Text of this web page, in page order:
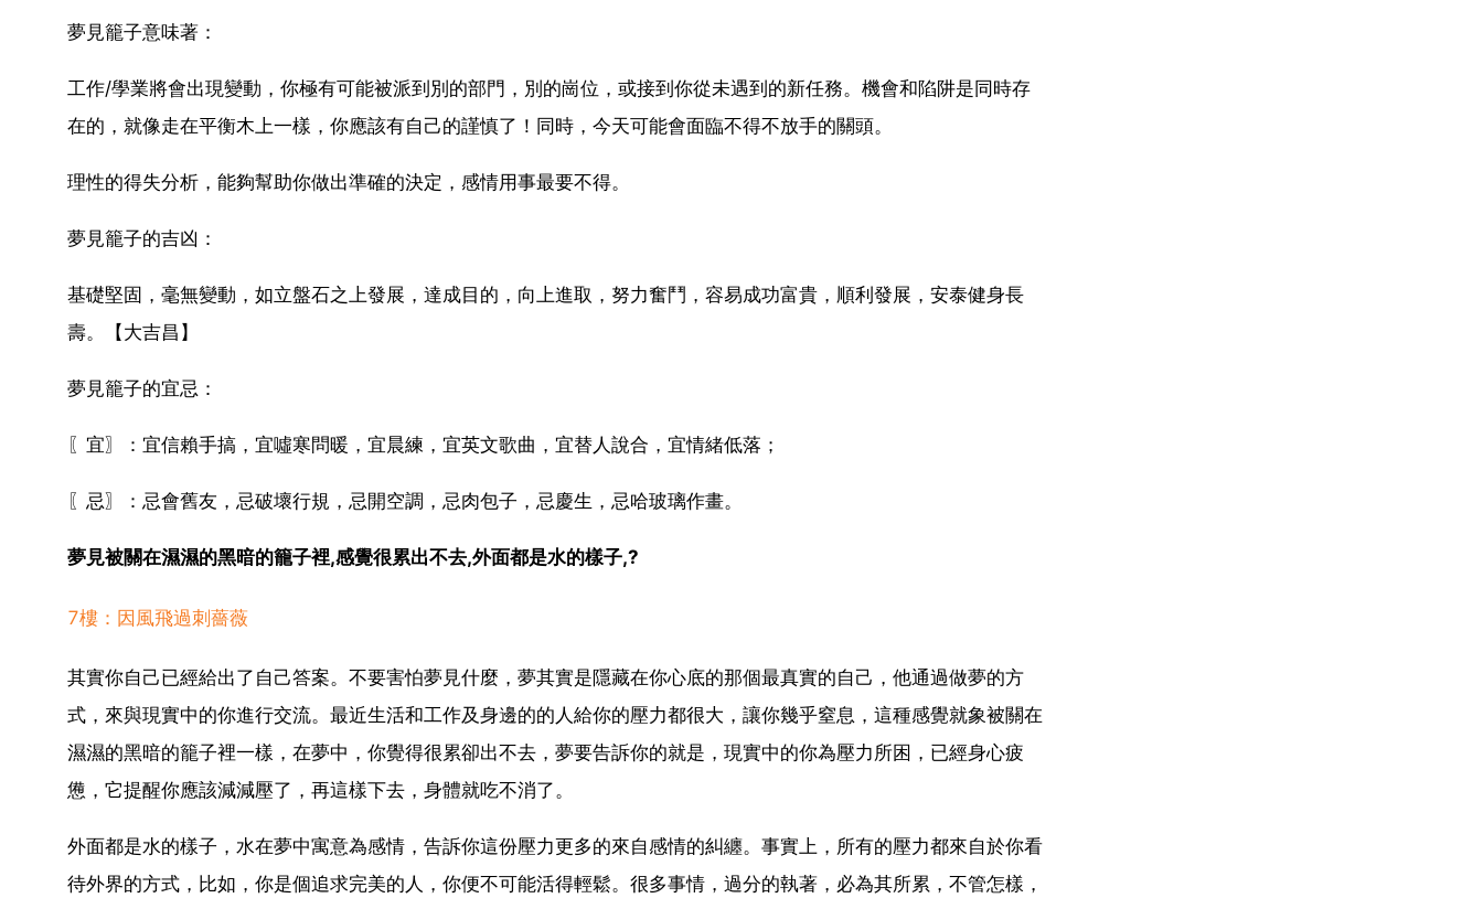
夢見籠子意味著：
工作/學業將會出現變動，你極有可能被派到別的部門，別的崗位，或接到你從未遇到的新任務。機會和陷阱是同時存
在的，就像走在平衡木上一樣，你應該有自己的謹慎了！同時，今天可能會面臨不得不放手的關頭。
理性的得失分析，能夠幫助你做出準確的決定，感情用事最要不得。
夢見籠子的吉凶：
基礎堅固，毫無變動，如立盤石之上發展，達成目的，向上進取，努力奮鬥，容易成功富貴，順利發展，安泰健身長
壽。【大吉昌】
夢見籠子的宜忌：
〖宜〗：宜信賴手搞，宜噓寒問暖，宜晨練，宜英文歌曲，宜替人說合，宜情緒低落；
〖忌〗：忌會舊友，忌破壞行規，忌開空調，忌肉包子，忌慶生，忌哈玻璃作畫。
夢見被關在濕濕的黑暗的籠子裡,感覺很累出不去,外面都是水的樣子,?
7樓：因風飛過刺薔薇
其實你自己已經給出了自己答案。不要害怕夢見什麼，夢其實是隱藏在你心底的那個最真實的自己，他通過做夢的方
式，來與現實中的你進行交流。最近生活和工作及身邊的的人給你的壓力都很大，讓你幾乎窒息，這種感覺就象被關在
濕濕的黑暗的籠子裡一樣，在夢中，你覺得很累卻出不去，夢要告訴你的就是，現實中的你為壓力所困，已經身心疲
憊，它提醒你應該減減壓了，再這樣下去，身體就吃不消了。
外面都是水的樣子，水在夢中寓意為感情，告訴你這份壓力更多的來自感情的糾纏。事實上，所有的壓力都來自於你看
待外界的方式，比如，你是個追求完美的人，你便不可能活得輕鬆。很多事情，過分的執著，必為其所累，不管怎樣，